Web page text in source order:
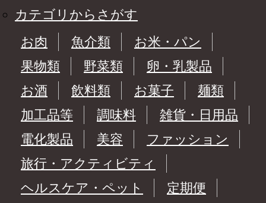
カテゴリからさがす
お肉
魚介類
お米・パン
果物類
野菜類
卵・乳製品
お酒
飲料類 お菓子
麺類
加工品等
調味料
雑貨・日用品
電化製品
美容
ファッション
旅行・アクティビティ
ヘルスケア・ペット
定期便